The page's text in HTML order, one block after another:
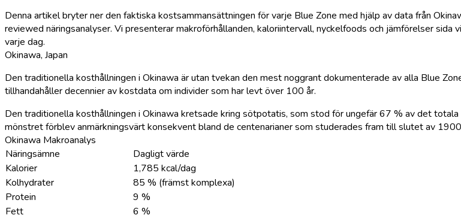
Denna artikel bryter ner den faktiska kostsammansättningen för varje Blue Zone med hjälp av data från
reviewed näringsanalyser. Vi presenterar makroförhållanden, kaloriintervall, nyckelfoods och jämförelser
varje dag.
Okinawa, Japan
Den traditionella kosthållningen i Okinawa är utan tvekan den mest noggrant dokumenterade av alla Blue
tillhandahåller decennier av kostdata om individer som har levt över 100 år.
Den traditionella kosthållningen i Okinawa kretsade kring sötpotatis, som stod för ungefär 67 % av det
mönstret förblev anmärkningsvärt konsekvent bland de centenarianer som studerades fram till slutet av
Okinawa Makroanalys
Näringsämne
Dagligt värde
Kalorier
1,785 kcal/dag
Kolhydrater
85 % (främst komplexa)
Protein
9 %
Fett
6 %